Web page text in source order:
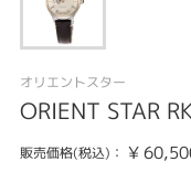
オリエントスター
ORIENT STAR
販売価格(税込)： ¥